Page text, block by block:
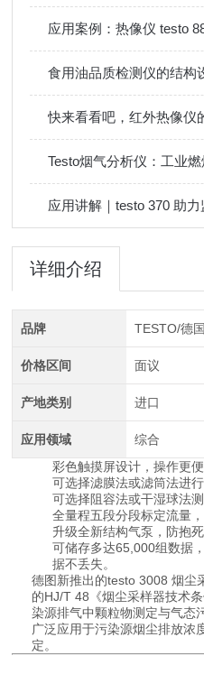
应用案例：热像仪 testo
快来看看吧，红外热像仪
详细介绍
品牌 TESTO/德
价格区间 面议
产地类别 进口
应用领域
综合
彩色触摸屏设计，操作更便
可选择滤膜法或滤筒法进行
可选择阻容法或干湿球法
全量程五段分段标定流量，
升级全新结构气泵，防抱
可储存多达65,000组数据
据不丢失。
德图新推出的testo 3008 烟尘
的HJ/T 48《烟尘采样器技术
染源排气中颗粒物测定与气态
广泛应用于污染源烟尘排放浓
定。